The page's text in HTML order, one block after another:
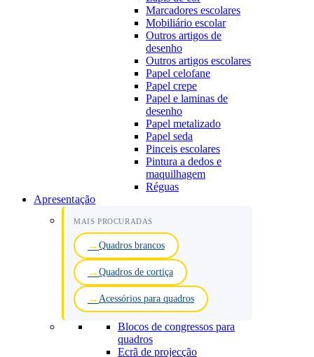
Marcadores escolares
Mobiliário escolar
Outros artigos de
desenho
Outros artigos escolares
Papel celofane
Papel crepe
Papel e laminas de
desenho
Papel metalizado
Papel seda
Pinceis escolares
Pintura a dedos e
maquilhagem
Réguas
Apresentação
MAIS PROCURADAS
Quadros brancos
Quadros de cortiça
Acessórios para quadros
Blocos de congressos para
quadros
Ecrã de projecção